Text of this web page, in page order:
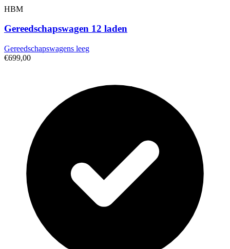
HBM
Gereedschapswagen 12 laden
Gereedschapswagens leeg
€699,00